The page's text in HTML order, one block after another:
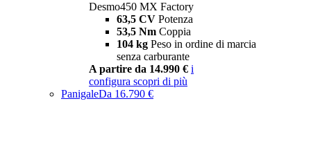
Desmo450 MX Factory
63,5 CV Potenza
53,5 Nm Coppia
104 kg Peso in ordine di marcia
senza carburante
A partire da 14.990 € i
configura scopri di più
PanigaleDa 16.790 €